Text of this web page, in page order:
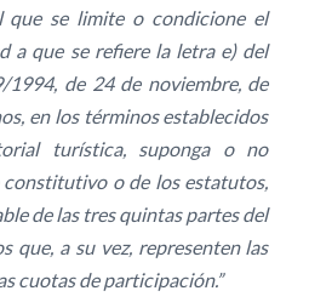
que se limite o condicione el
a que se refiere la letra e) del
de 24 de noviembre, de
en los términos establecidos
turística, suponga o no
o de los estatutos,
de las tres quintas partes del
que, a su vez, representen las
cuotas de participación.”